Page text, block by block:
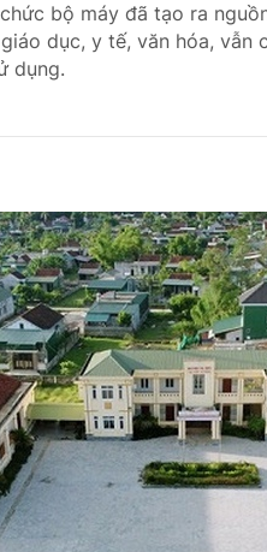
bộ máy đã tạo ra
dục, y tế, văn hóa, vẫn
dụng.